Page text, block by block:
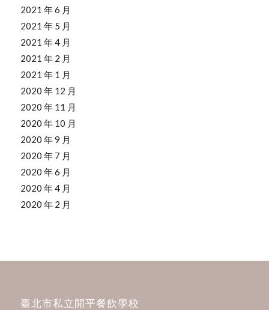
2021 年 6 月
2021 年 5 月
2021 年 4 月
2021 年 2 月
2021 年 1 月
2020 年 12 月
2020 年 11 月
2020 年 10 月
2020 年 9 月
2020 年 7 月
2020 年 6 月
2020 年 4 月
2020 年 2 月
臺北市私立開平餐飲學校